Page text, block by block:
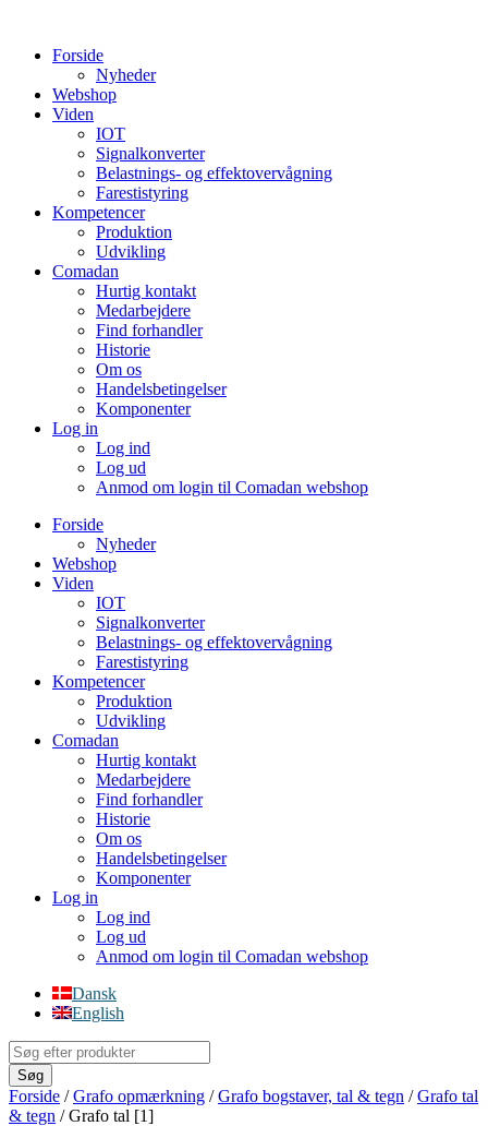
indholdForside
Nyheder
Webshop
Viden
IOT
Signalkonverter
Belastnings- og effektovervågning
Farestistyring
Kompetencer
Produktion
Udvikling
Comadan
Hurtig kontakt
Medarbejdere
Find forhandler
Historie
Om os
Handelsbetingelser
Komponenter
Log in
Log ind
Log ud
Anmod om login til Comadan webshop
Forside
Nyheder
Webshop
Viden
IOT
Signalkonverter
Belastnings- og effektovervågning
Farestistyring
Kompetencer
Produktion
Udvikling
Comadan
Hurtig kontakt
Medarbejdere
Find forhandler
Historie
Om os
Handelsbetingelser
Komponenter
Log in
Log ind
Log ud
Anmod om login til Comadan webshop
Dansk
English
Products
search
Søg
Forside /Grafo opmærkning /Grafo bogstaver, tal & tegn /Grafo tal
& tegn / Grafo tal [1]